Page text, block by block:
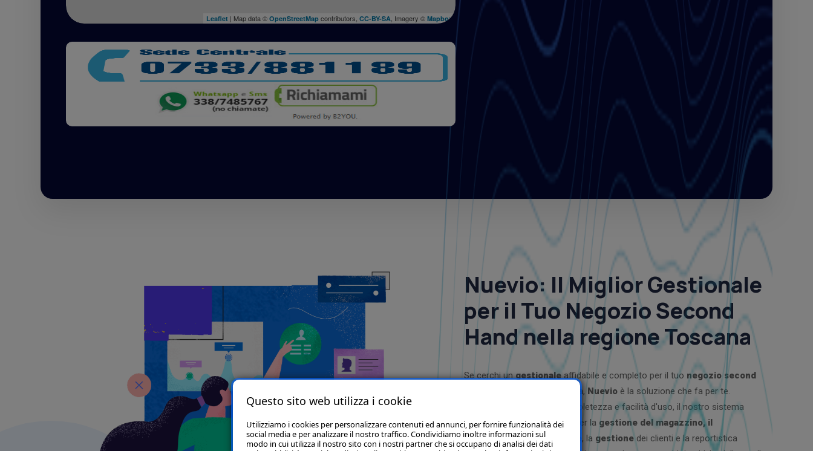
Leaflet | Map data ©OpenStreetMap contributors,CC-BY-SA , Imagery ©Mapbox
Nuevio: Il MigliorGestionale
per il Tuo Negozio Second
Hand nella regioneToscana
Se cerchi ungestionaleaffidabile e completo per il tuo negozio second
hand nella regione Toscana, Nuevio è la soluzione che fa per te.
Riconosciuto per la sua completezza e facilità d'uso, il nostro sistema
offre funzionalità avanzate per la gestione del magazzino, il
monitoraggio delle vendite , la gestionedei clienti e la reportistica
Questo sito web utilizza i cookie
Utilizziamo i cookies per personalizzare contenuti ed annunci, per fornire funzionalità dei
social media e per analizzare il nostro traffico. Condividiamo inoltre informazioni sul
modo in cui utilizza il nostro sito con i nostri partner che si occupano di analisi dei dati